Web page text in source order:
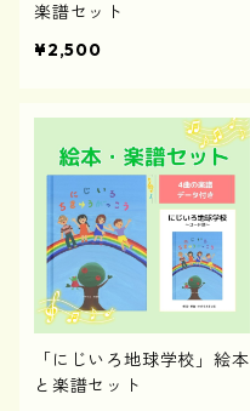
楽譜セット
¥2,500
「にじいろ地球学校」絵本
と楽譜セット